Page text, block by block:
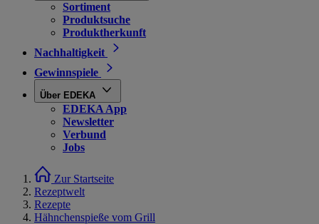
Sortiment
Produktsuche
Produktherkunft
Nachhaltigkeit
Gewinnspiele
Über EDEKA
EDEKA App
Newsletter
Verbund
Jobs
Zur Startseite
Rezeptwelt
Rezepte
Hähnchenspieße vom Grill